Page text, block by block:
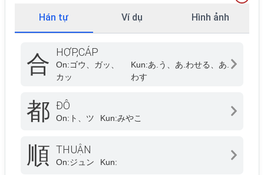
Hán tự Ví dụ Hình ảnh
合 HỢP,CÁP
On:ゴウ、ガッ、
カッ
Kun:あ.う、あ.わせる、あ.
わす
都 ĐÔ
On: ト、ツ Kun:みやこ
順 THUẬN
On:ジュン Kun: